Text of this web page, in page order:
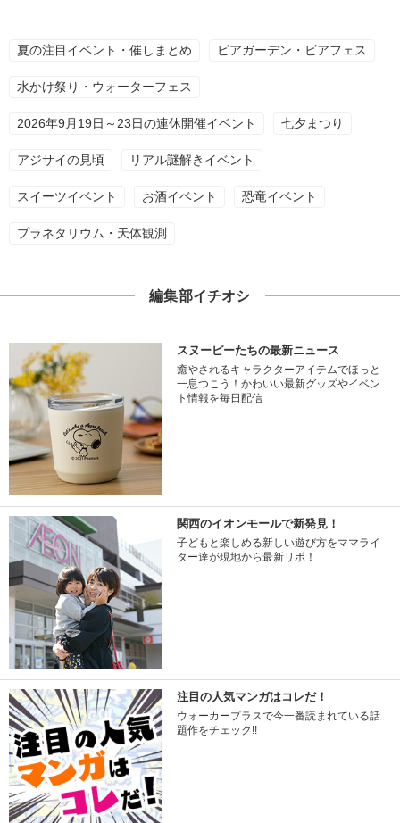
夏の注目イベント・催しまとめ ビアガーデン・ビアフェス
水かけ祭り・ウォーターフェス
2026年9月19日～23日の連休開催イベント 七夕まつり
アジサイの見頃 リアル謎解きイベント
スイーツイベント お酒イベント 恐竜イベント
プラネタリウム・天体観測
編集部イチオシ
スヌーピーたちの最新ニュース
癒やされるキャラクターアイテムでほっと
一息つこう！かわいい最新グッズやイベン
ト情報を毎日配信
関西のイオンモールで新発見！
子どもと楽しめる新しい遊び方をママライ
ター達が現地から最新リポ！
注目の人気マンガはコレだ！
ウォーカープラスで今一番読まれている話
題作をチェック!!